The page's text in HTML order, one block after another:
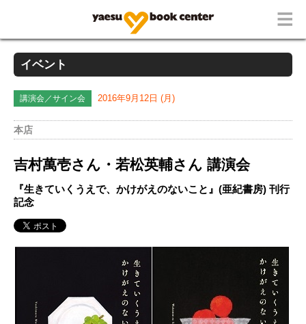
イベント
講演会／サイン会 2016年9月12日 (月)
本店
吉村萬壱さん・若松英輔さん 講演会
『生きていくうえで、かけがえのないこと』(亜紀書房) 刊行
記念